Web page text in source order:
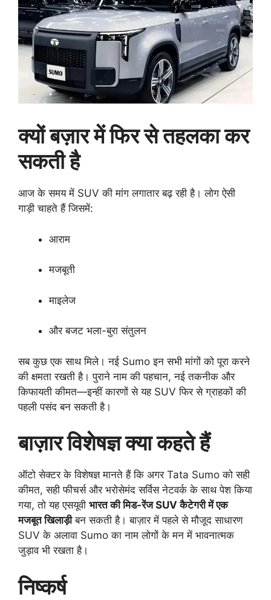
क्यों बज़ार में फिर से तहलका कर
सकती है
आज के समय में SUV की मांग लगातार बढ़ रही है। लोग ऐसी
गाड़ी चाहते हैं जिसमें:
आराम
मजबूती
माइलेज
और बजट भला-बुरा संतुलन
सब कुछ एक साथ मिले। नई Sumo इन सभी मांगों को पूरा करने
की क्षमता रखती है। पुराने नाम की पहचान, नई तकनीक और
किफायती कीमत—इन्हीं कारणों से यह SUV फिर से ग्राहकों की
पहली पसंद बन सकती है।
बाज़ार विशेषज्ञ क्या कहते हैं
ऑटो सेक्टर के विशेषज्ञ मानते हैं कि अगर Tata Sumo को सही
कीमत, सही फीचर्स और भरोसेमंद सर्विस नेटवर्क के साथ पेश किया
गया, तो यह एसयूवी भारत की मिड-रेंज SUV कैटेगरी में एक
मजबूत खिलाड़ीबन सकती है। बाज़ार में पहले से मौजूद साधारण
SUV के अलावा Sumo का नाम लोगों के मन में भावनात्मक
जुड़ाव भी रखता है।
निष्कर्ष